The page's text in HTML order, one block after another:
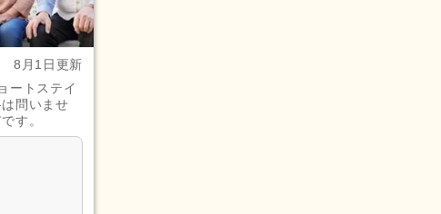
8月1日更新
ートステイ
問いませ
す。